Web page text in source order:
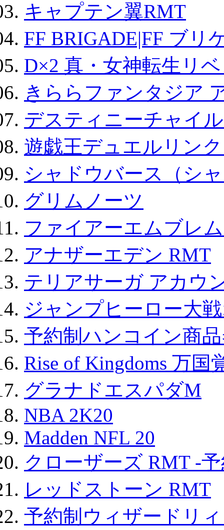
キャプテン翼RMT
FF BRIGADE|FF ブリ
D×2 真・女神転生リ
きららファンタジア
デスティニーチャイ
遊戯王デュエルリン
シャドウバース（シ
グリムノーツ
ファイアーエムブレ
アナザーエデン RMT
テリアサーガ アカウ
ジャンプヒーロー大
予約制ハンコイン商
Rise of Kingdoms 万
グラナドエスパダM
NBA 2K20
Madden NFL 20
クローザーズ RMT -
レッドストーン RMT
予約制ウィザードリ